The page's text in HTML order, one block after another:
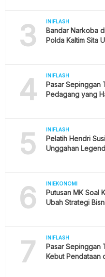
3 INIFLASH
Bandar Narkoba
Polda Kaltim Sita
4 INIFLASH
Pasar Sepinggan
Pedagang yang
5 INIFLASH
Pelatih Hendri
Unggahan
6 INIEKONOMI
Putusan MK Soal
Ubah Strategi
7 INIFLASH
Pasar Sepinggan
Kebut Pendataan